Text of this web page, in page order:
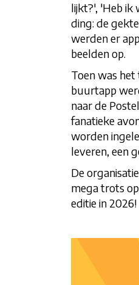
lijkt?', 'Heb ik
ding: de
werden er
beelden op.
Toen was
buurtapp
naar de
fanatieke
worden
leveren, een
De
mega trots
editie in 2026!